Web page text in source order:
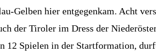
Gelben hier entgegenkam. Acht
der Tiroler im Dress der
12 Spielen in der Startformation,